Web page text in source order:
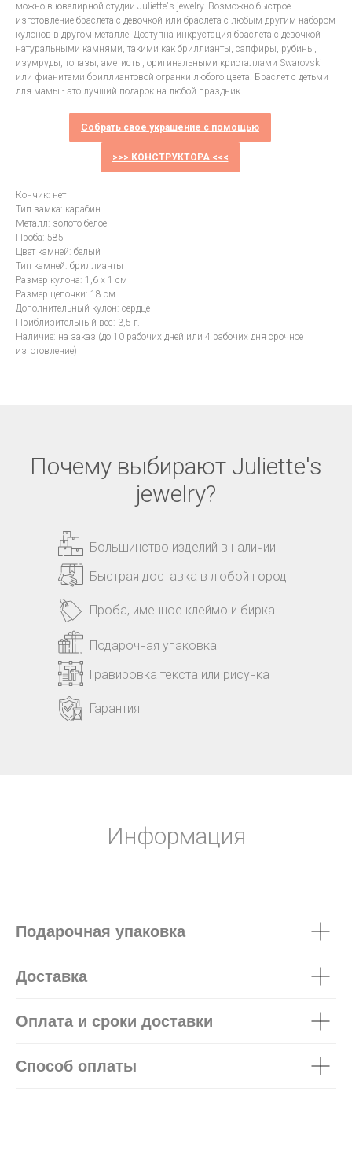
можно в ювелирной студии Juliette's jewelry. Возможно быстрое
изготовление браслета с девочкой или браслета с любым другим набором
кулонов в другом металле. Доступна инкрустация браслета с девочкой
натуральными камнями, такими как бриллианты, сапфиры, рубины,
изумруды, топазы, аметисты, оригинальными кристаллами Swarovski
или фианитами бриллиантовой огранки любого цвета. Браслет с детьми
для мамы - это лучший подарок на любой праздник.
Собрать свое украшение с помощью
>>> КОНСТРУКТОРА <<<
Кончик: нет
Тип замка: карабин
Металл: золото белое
Проба: 585
Цвет камней: белый
Тип камней: бриллианты
Размер кулона: 1,6 х 1 см
Размер цепочки: 18 см
Дополнительный кулон: сердце
Приблизительный вес: 3,5 г.
Наличие: на заказ (до 10 рабочих дней или 4 рабочих дня срочное
изготовление)
Почему выбирают Juliette's
jewelry?
Большинство изделий в наличии
Быстрая доставка в любой город
Подарочная упаковка
Гравировка текста или рисунка
Проба, именное клеймо и бирка
Гарантия
Информация
Подарочная упаковка
Доставка
Оплата и сроки доставки
Способ оплаты